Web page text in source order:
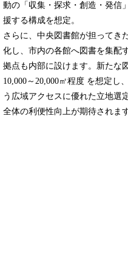
動の「収集・探求・創造・発信
援する構成を想定。
さらに、中央図書館が担ってき
化し、市内の各館へ図書を集配
拠点も内部に設けます。新たな
10,000～20,000㎡程度 を想定し
う広域アクセスに優れた立地選
全体の利便性向上が期待されます